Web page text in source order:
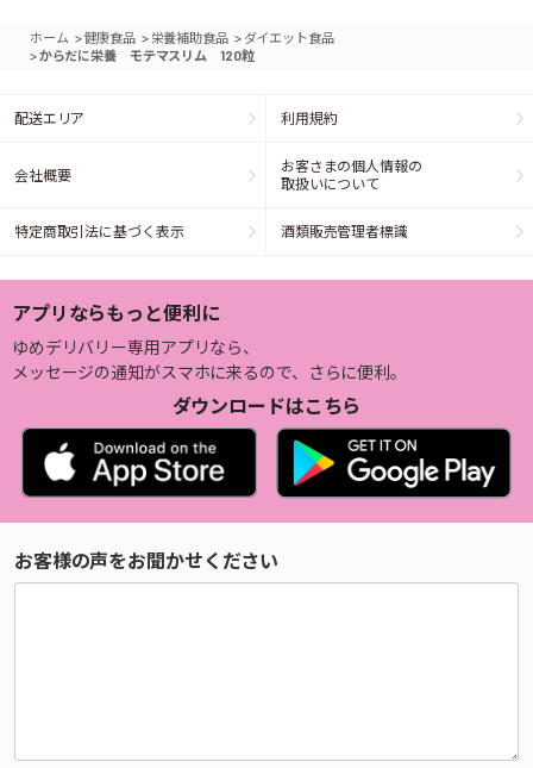
ホーム >健康食品 > 栄養補助食品 > ダイエット食品
>からだに栄養 モテマスリム 120粒
配送エリア 利用規約
会社概要
お客さまの個人情報の
取扱いについて
特定商取引法に基づく表示 酒類販売管理者標識
アプリならもっと便利に
ゆめデリバリー専用アプリなら、
メッセージの通知がスマホに来るので、さらに便利。
ダウンロードはこちら
お客様の声をお聞かせください